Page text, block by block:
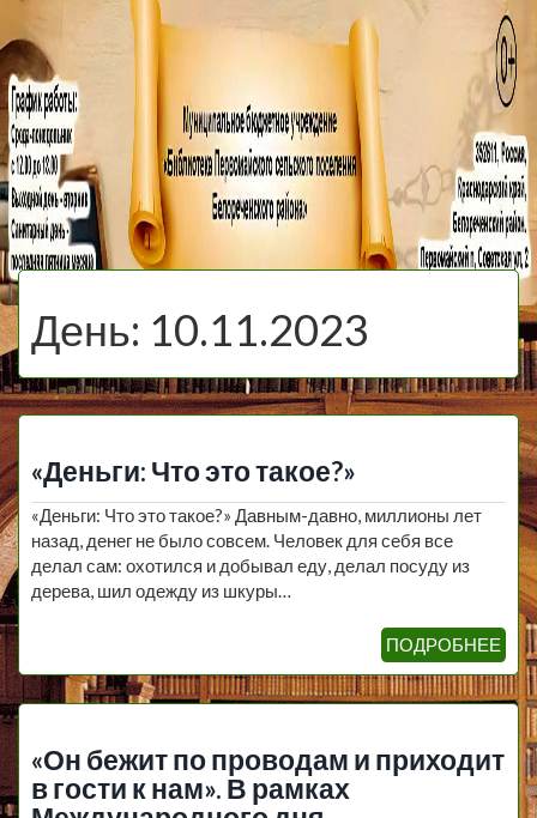
МБУ Библиотека
Первомайского
Сельского
Поселения
День: 10.11.2023
«Деньги: Что это такое?»
«Деньги: Что это такое?» Давным-давно, миллионы лет
назад, денег не было совсем. Человек для себя все
делал сам: охотился и добывал еду, делал посуду из
дерева, шил одежду из шкуры…
ПОДРОБНЕЕ
«Он бежит по проводам и приходит
в гости к нам». В рамках